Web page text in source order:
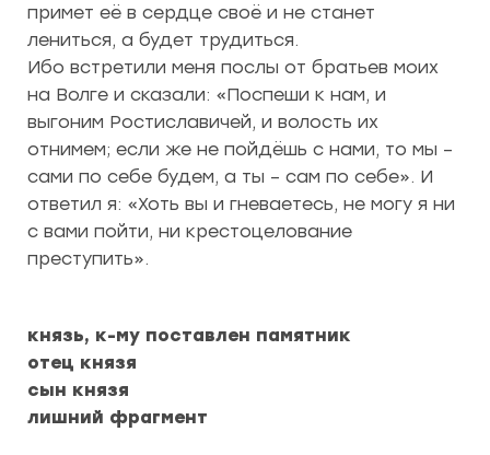
примет её в сердце своё и не станет
лениться, а будет трудиться.
Ибо встретили меня послы от братьев моих
на Волге и сказали: «Поспеши к нам, и
выгоним Ростиславичей, и волость их
отнимем; если же не пойдёшь с нами, то мы –
сами по себе будем, а ты – сам по себе». И
ответил я: «Хоть вы и гневаетесь, не могу я ни
с вами пойти, ни крестоцелование
преступить».
князь, к-му поставлен памятник
отец князя
сын князя
лишний фрагмент